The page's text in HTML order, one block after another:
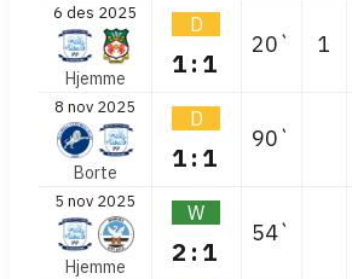
6 des 2025
Hjemme
D
1:1
20` 1
8 nov 2025
Borte
D
1:1
90`
5 nov 2025
Hjemme
W
2:1
54`